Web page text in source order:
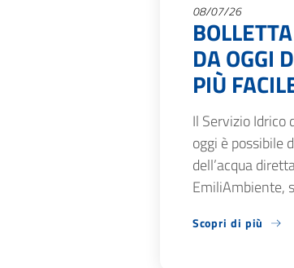
08/07/26
DA OGGI
PIÙ
Il Servizio Idrico
oggi è possibile
dell’acqua
EmiliAmbiente,
Scopri di più